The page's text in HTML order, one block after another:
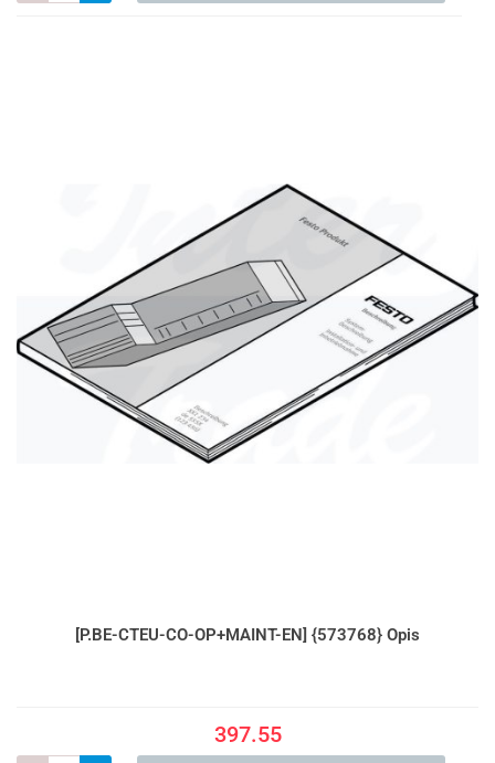
[P.BE-CTEU-CO-OP+MAINT-EN] {573768} Opis
397.55